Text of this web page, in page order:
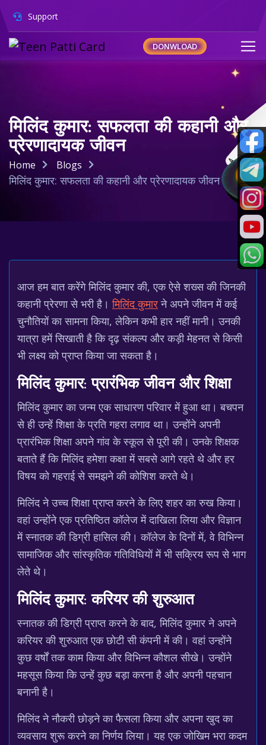
Support
DONWLOAD
मिलिंद कुमार: सफलता की कहानी और
प्रेरणादायक जीवन
Home Blogs
मिलिंद कुमार: सफलता की कहानी और प्रेरणादायक जीवन
आज हम बात करेंगे मिलिंद कुमार की, एक ऐसे शख्स की जिनकी
कहानी प्रेरणा से भरी है।मिलिंद कुमारने अपने जीवन में कई
चुनौतियों का सामना किया, लेकिन कभी हार नहीं मानी। उनकी
यात्रा हमें सिखाती है कि दृढ़ संकल्प और कड़ी मेहनत से किसी
भी लक्ष्य को प्राप्त किया जा सकता है।
मिलिंद कुमार: प्रारंभिक जीवन और शिक्षा
मिलिंद कुमार का जन्म एक साधारण परिवार में हुआ था। बचपन
से ही उन्हें शिक्षा के प्रति गहरा लगाव था। उन्होंने अपनी
प्रारंभिक शिक्षा अपने गांव के स्कूल से पूरी की। उनके शिक्षक
बताते हैं कि मिलिंद हमेशा कक्षा में सबसे आगे रहते थे और हर
विषय को गहराई से समझने की कोशिश करते थे।
मिलिंद ने उच्च शिक्षा प्राप्त करने के लिए शहर का रुख किया।
वहां उन्होंने एक प्रतिष्ठित कॉलेज में दाखिला लिया और विज्ञान
में स्नातक की डिग्री हासिल की। कॉलेज के दिनों में, वे विभिन्न
सामाजिक और सांस्कृतिक गतिविधियों में भी सक्रिय रूप से भाग
लेते थे।
मिलिंद कुमार: करियर की शुरुआत
स्नातक की डिग्री प्राप्त करने के बाद, मिलिंद कुमार ने अपने
करियर की शुरुआत एक छोटी सी कंपनी में की। वहां उन्होंने
कुछ वर्षों तक काम किया और विभिन्न कौशल सीखे। उन्होंने
महसूस किया कि उन्हें कुछ बड़ा करना है और अपनी पहचान
बनानी है।
मिलिंद ने नौकरी छोड़ने का फैसला किया और अपना खुद का
व्यवसाय शुरू करने का निर्णय लिया। यह एक जोखिम भरा कदम